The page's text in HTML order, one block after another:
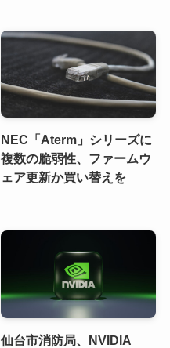
NEC「Aterm」シリーズに
複数の脆弱性、ファームウ
ェア更新か買い替えを
仙台市消防局、NVIDIA